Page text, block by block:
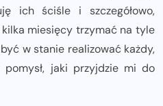
ich ściśle i szczegółowo,
miesięcy trzymać na tyle
w stanie realizować każdy,
pomysł, jaki przyjdzie mi do